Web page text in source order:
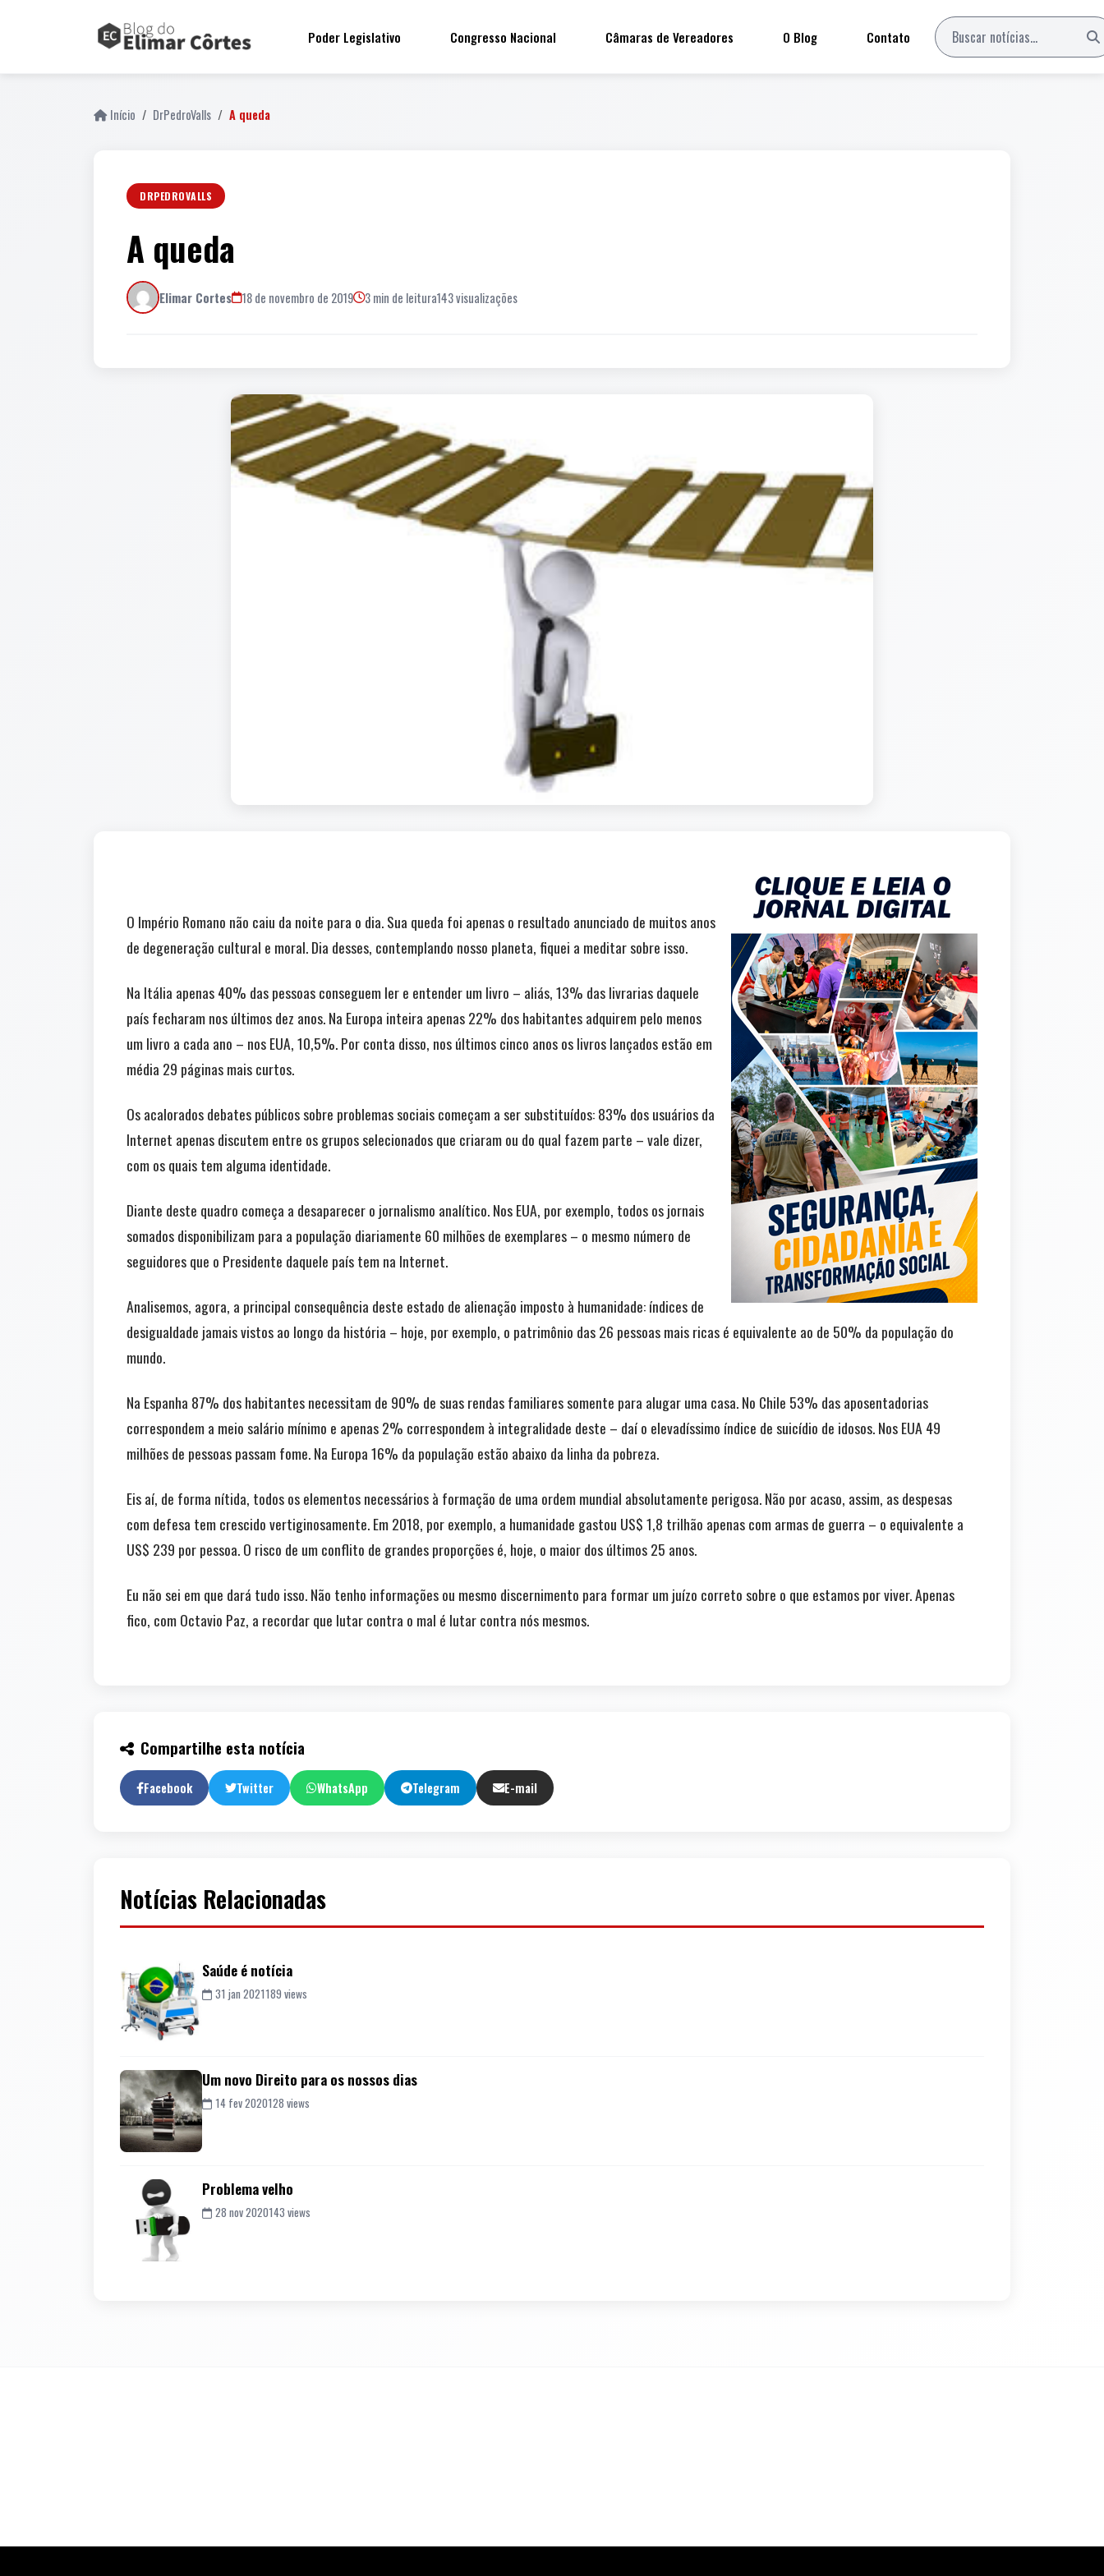
Poder Legislativo Congresso Nacional Câmaras de Vereadores O Blog Contato
Início DrPedroValls A queda
DRPEDROVALLS
A queda
Elimar Cortes 18 de novembro de 2019 3 min de leitura143 visualizações
O Império Romano não caiu da noite para o dia. Sua queda foi apenas o resultado anunciado de muitos anos
de degeneração cultural e moral. Dia desses, contemplando nosso planeta, fiquei a meditar sobre isso.
Na Itália apenas 40% das pessoas conseguem ler e entender um livro – aliás, 13% das livrarias daquele
país fecharam nos últimos dez anos. Na Europa inteira apenas 22% dos habitantes adquirem pelo menos
um livro a cada ano – nos EUA, 10,5%. Por conta disso, nos últimos cinco anos os livros lançados estão em
média 29 páginas mais curtos.
Os acalorados debates públicos sobre problemas sociais começam a ser substituídos: 83% dos usuários da
Internet apenas discutem entre os grupos selecionados que criaram ou do qual fazem parte – vale dizer,
com os quais tem alguma identidade.
Diante deste quadro começa a desaparecer o jornalismo analítico. Nos EUA, por exemplo, todos os jornais
somados disponibilizam para a população diariamente 60 milhões de exemplares – o mesmo número de
seguidores que o Presidente daquele país tem na Internet.
Analisemos, agora, a principal consequência deste estado de alienação imposto à humanidade: índices de
desigualdade jamais vistos ao longo da história – hoje, por exemplo, o patrimônio das 26 pessoas mais ricas é equivalente ao de 50% da população do
mundo.
Na Espanha 87% dos habitantes necessitam de 90% de suas rendas familiares somente para alugar uma casa. No Chile 53% das aposentadorias
correspondem a meio salário mínimo e apenas 2% correspondem à integralidade deste – daí o elevadíssimo índice de suicídio de idosos. Nos EUA 49
milhões de pessoas passam fome. Na Europa 16% da população estão abaixo da linha da pobreza.
Eis aí, de forma nítida, todos os elementos necessários à formação de uma ordem mundial absolutamente perigosa. Não por acaso, assim, as despesas
com defesa tem crescido vertiginosamente. Em 2018, por exemplo, a humanidade gastou US$ 1,8 trilhão apenas com armas de guerra – o equivalente a
US$ 239 por pessoa. O risco de um conflito de grandes proporções é, hoje, o maior dos últimos 25 anos.
Eu não sei em que dará tudo isso. Não tenho informações ou mesmo discernimento para formar um juízo correto sobre o que estamos por viver. Apenas
fico, com Octavio Paz, a recordar que lutar contra o mal é lutar contra nós mesmos.
Compartilhe esta notícia
Facebook Twitter WhatsApp Telegram E-mail
Notícias Relacionadas
Saúde é notícia
31 jan 2021189 views
Um novo Direito para os nossos dias
14 fev 2020128 views
Problema velho
28 nov 2020143 views